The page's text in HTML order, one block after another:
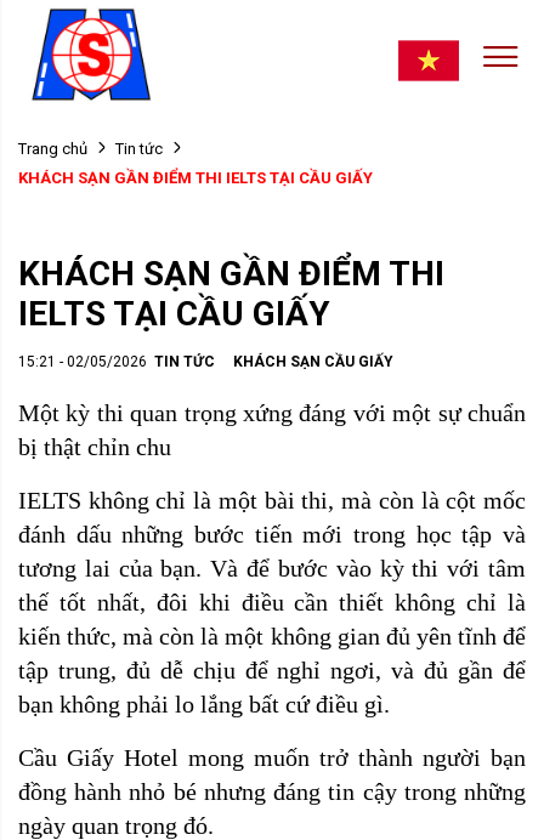
Trang chủ
Tin tức
KHÁCH SẠN GẦN ĐIỂM THI IELTS TẠI CẦU GIẤY
KHÁCH SẠN GẦN ĐIỂM THI
IELTS TẠI CẦU GIẤY
15:21 - 02/05/2026 TIN TỨC KHÁCH SẠN CẦU GIẤY
Một kỳ thi quan trọng xứng đáng với một sự chuẩn
bị thật chỉn chu
IELTS không chỉ là một bài thi, mà còn là cột mốc
đánh dấu những bước tiến mới trong học tập và
tương lai của bạn. Và để bước vào kỳ thi với tâm
thế tốt nhất, đôi khi điều cần thiết không chỉ là
kiến thức, mà còn là một không gian đủ yên tĩnh để
tập trung, đủ dễ chịu để nghỉ ngơi, và đủ gần để
bạn không phải lo lắng bất cứ điều gì.
Cầu Giấy Hotel mong muốn trở thành người bạn
đồng hành nhỏ bé nhưng đáng tin cậy trong những
ngày quan trọng đó.